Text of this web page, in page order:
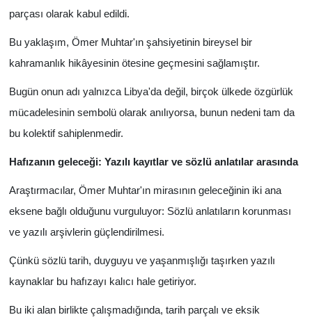
parçası olarak kabul edildi.
Bu yaklaşım, Ömer Muhtar'ın şahsiyetinin bireysel bir
kahramanlık hikâyesinin ötesine geçmesini sağlamıştır.
Bugün onun adı yalnızca Libya'da değil, birçok ülkede özgürlük
mücadelesinin sembolü olarak anılıyorsa, bunun nedeni tam da
bu kolektif sahiplenmedir.
Hafızanın geleceği: Yazılı kayıtlar ve sözlü anlatılar arasında
Araştırmacılar, Ömer Muhtar'ın mirasının geleceğinin iki ana
eksene bağlı olduğunu vurguluyor: Sözlü anlatıların korunması
ve yazılı arşivlerin güçlendirilmesi.
Çünkü sözlü tarih, duyguyu ve yaşanmışlığı taşırken yazılı
kaynaklar bu hafızayı kalıcı hale getiriyor.
Bu iki alan birlikte çalışmadığında, tarih parçalı ve eksik